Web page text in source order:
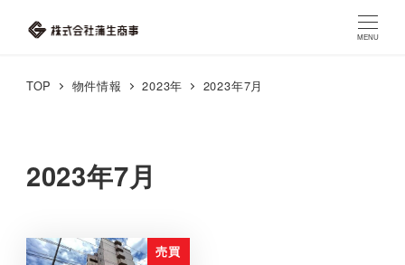
MENU
TOP 物件情報 2023年 2023年7月
2023年7月
売買